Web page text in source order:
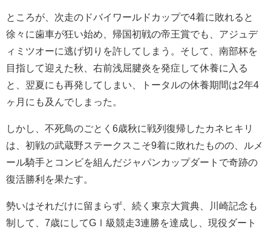
ところが、次走のドバイワールドカップで4着に敗れると
徐々に歯車が狂い始め、帰国初戦の帝王賞でも、アジュデ
ィミツオーに逃げ切りを許してしまう。そして、南部杯を
目指して迎えた秋、右前浅屈腱炎を発症して休養に入る
と、翌夏にも再発してしまい、トータルの休養期間は2年4
ヶ月にも及んでしまった。
しかし、不死鳥のごとく6歳秋に戦列復帰したカネヒキリ
は、初戦の武蔵野ステークスこそ9着に敗れたものの、ルメ
ール騎手とコンビを組んだジャパンカップダートで奇跡の
復活勝利を果たす。
勢いはそれだけに留まらず、続く東京大賞典、川崎記念も
制して、7歳にしてGⅠ級競走3連勝を達成し、現役ダート